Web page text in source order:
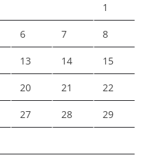
1
6 7 8
13 14 15
20 21 22
27 28 29